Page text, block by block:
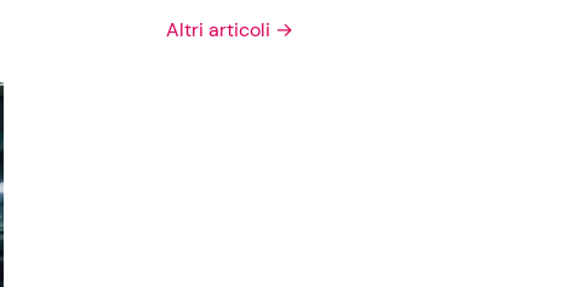
Altri articoli →